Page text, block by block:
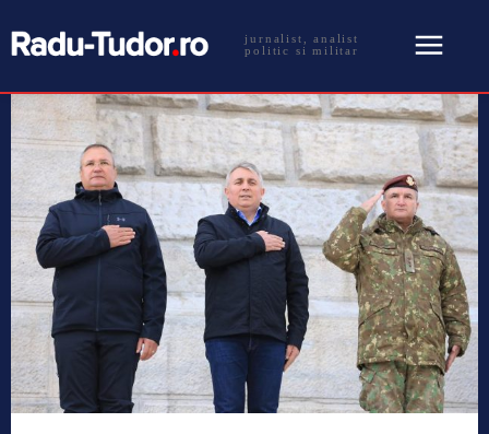
jurnalist, analist
politic si militar